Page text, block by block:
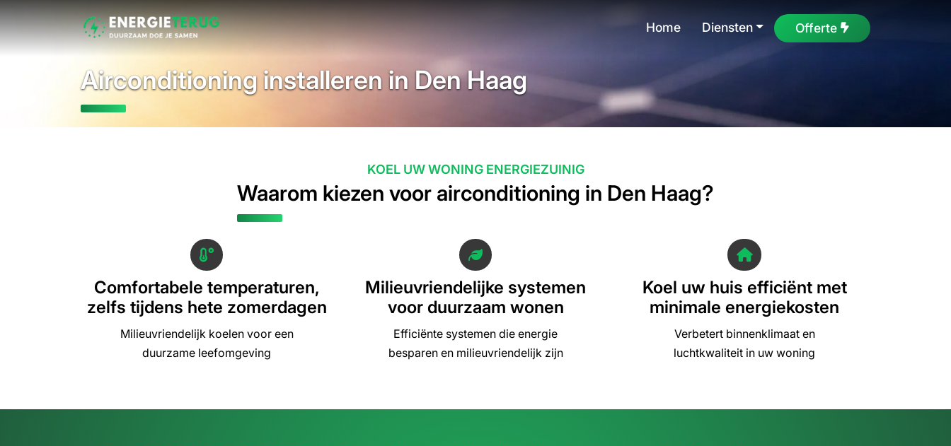
Home Diensten Offerte
Airconditioning installeren in Den Haag
KOEL UW WONING ENERGIEZUINIG
Waarom kiezen voor airconditioning in Den Haag?
Comfortabele temperaturen,
zelfs tijdens hete zomerdagen
Milieuvriendelijk koelen voor een
duurzame leefomgeving
Milieuvriendelijke systemen
voor duurzaam wonen
Efficiënte systemen die energie
besparen en milieuvriendelijk zijn
Koel uw huis efficiënt met
minimale energiekosten
Verbetert binnenklimaat en
luchtkwaliteit in uw woning